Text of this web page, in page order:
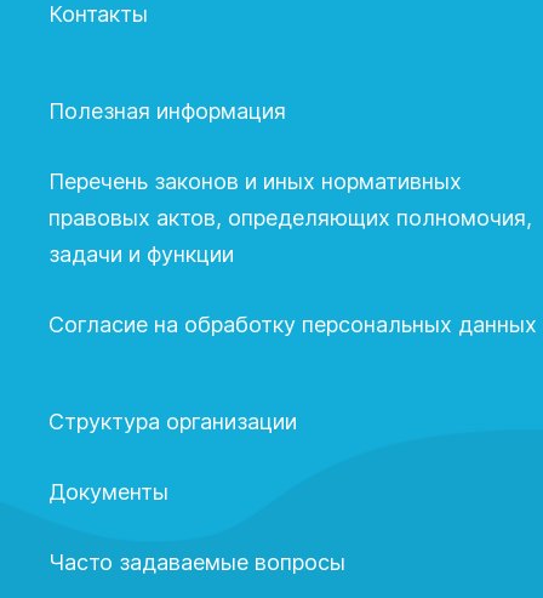
Контакты
Полезная информация
Перечень законов и иных нормативных
правовых актов, определяющих полномочия,
задачи и функции
Согласие на обработку персональных данных
Структура организации
Документы
Часто задаваемые вопросы